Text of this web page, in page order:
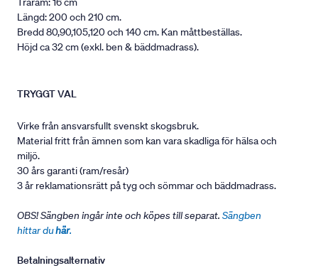
Längd: 200 och 210 cm.
Bredd 80,90,105,120 och 140 cm. Kan måttbeställas.
Höjd ca 32 cm (exkl. ben & bäddmadrass).
TRYGGT VAL
Virke från ansvarsfullt svenskt skogsbruk.
Material fritt från ämnen som kan vara skadliga för hälsa och
miljö.
30 års garanti (ram/resår)
3 år reklamationsrätt på tyg och sömmar och bäddmadrass.
OBS! Sängben ingår inte och köpes till separat. Sängben
hittar duhär.
Betalningsalternativ